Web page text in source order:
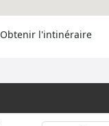
Obtenir l'intinéraire